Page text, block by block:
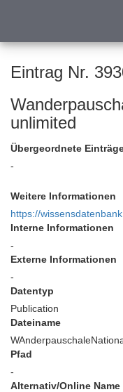
Eintrag Nr.
unlimited
Übergeordnete
-
Weitere Informationen
https://
Interne Informationen
-
Externe Informationen
-
Datentyp
Publication
Dateiname
Pfad
-
Alternativ/Online Name